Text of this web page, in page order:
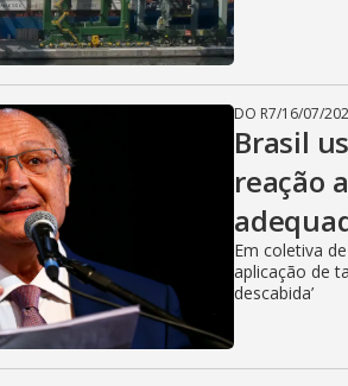
DO R7/16/07/
Brasil
reação
Em coletiva
aplicação de
descabida’